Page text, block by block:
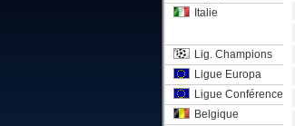
Italie
Lig. Champions
Ligue Europa
Ligue Conférence
Belgique